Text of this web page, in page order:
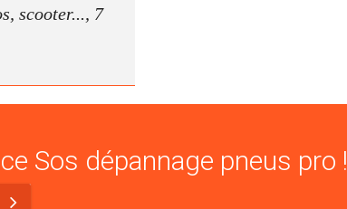
scooter..., 7
Sos dépannage pneus pro !